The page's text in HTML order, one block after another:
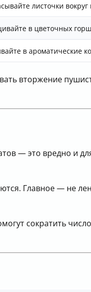
листочки вокруг
в цветочных
в ароматические
вторжение
— это вредно и
Главное — не
сократить